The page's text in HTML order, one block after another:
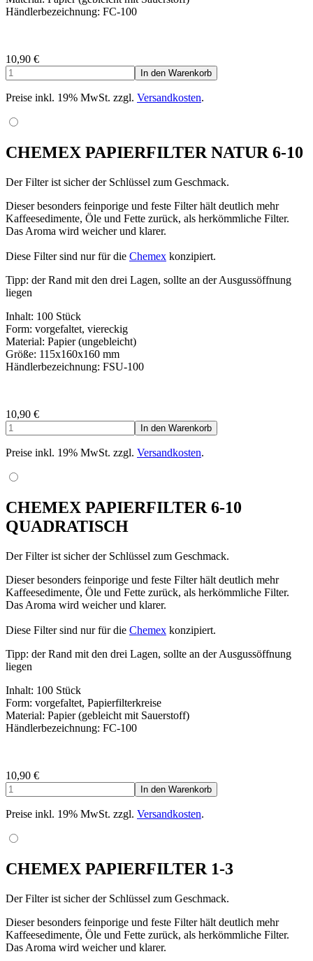
Händlerbezeichnung: FC-100
10,90 €
Preise inkl. 19% MwSt. zzgl. Versandkosten.
CHEMEX PAPIERFILTER NATUR 6-10
Der Filter ist sicher der Schlüssel zum Geschmack.
Dieser besonders feinporige und feste Filter hält deutlich mehr
Kaffeesedimente, Öle und Fette zurück, als herkömmliche Filter.
Das Aroma wird weicher und klarer.
Diese Filter sind nur für die Chemex konzipiert.
Tipp: der Rand mit den drei Lagen, sollte an der Ausgussöffnung
liegen
Inhalt: 100 Stück
Form: vorgefaltet, viereckig
Material: Papier (ungebleicht)
Größe: 115x160x160 mm
Händlerbezeichnung: FSU-100
10,90 €
Preise inkl. 19% MwSt. zzgl. Versandkosten.
CHEMEX PAPIERFILTER 6-10
QUADRATISCH
Der Filter ist sicher der Schlüssel zum Geschmack.
Dieser besonders feinporige und feste Filter hält deutlich mehr
Kaffeesedimente, Öle und Fette zurück, als herkömmliche Filter.
Das Aroma wird weicher und klarer.
Diese Filter sind nur für die Chemex konzipiert.
Tipp: der Rand mit den drei Lagen, sollte an der Ausgussöffnung
liegen
Inhalt: 100 Stück
Form: vorgefaltet, Papierfilterkreise
Material: Papier (gebleicht mit Sauerstoff)
Händlerbezeichnung: FC-100
10,90 €
Preise inkl. 19% MwSt. zzgl. Versandkosten.
CHEMEX PAPIERFILTER 1-3
Der Filter ist sicher der Schlüssel zum Geschmack.
Dieser besonders feinporige und feste Filter hält deutlich mehr
Kaffeesedimente, Öle und Fette zurück, als herkömmliche Filter.
Das Aroma wird weicher und klarer.